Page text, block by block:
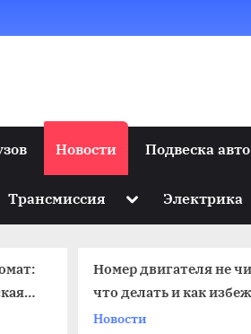
Новости Подвеска авто
Трансмиссия Toggle
menu
Электрика
Номер двигателя не
что делать и как
проблем
Новости